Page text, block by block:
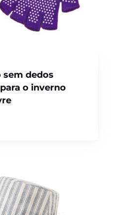
sem dedos
o inverno